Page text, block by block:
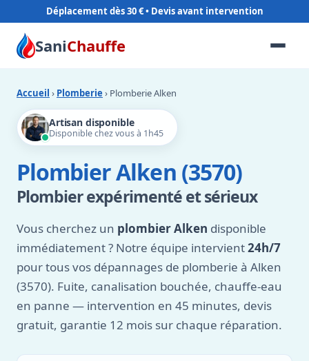
Déplacement dès 30 €
SaniChauffe
Accueil › Plomberie › Plomberie Alken
Artisan disponible
Disponible chez vous à 1h45
Plombier Alken (3570)
Plombier expérimenté et sérieux
Vous cherchez un plombier Alken disponible
immédiatement ? Notre équipe intervient24h/7
pour tous vos dépannages de plomberie à Alken
(3570). Fuite, canalisation bouchée, chauffe-eau
en panne — intervention en 45 minutes, devis
gratuit, garantie 12 mois sur chaque réparation.